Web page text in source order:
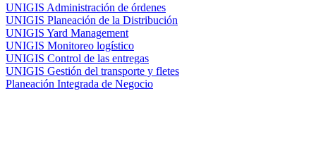
UNIGIS Administración de órdenes
UNIGIS Planeación de la Distribución
UNIGIS Yard Management
UNIGIS Monitoreo logístico
UNIGIS Control de las entregas
UNIGIS Gestión del transporte y fletes
Planeación Integrada de Negocio